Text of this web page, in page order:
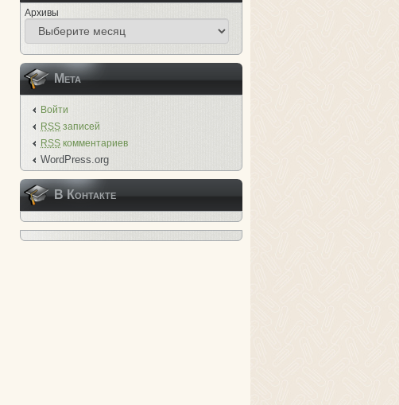
Архивы
Мета
Войти
RSS записей
RSS комментариев
WordPress.org
В Контакте